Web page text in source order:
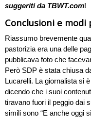
suggeriti da TBWT.com!
Conclusioni e modi
Riassumo brevemente
pastorizia era una delle
pubblicava foto che
Però SDP è stata chiusa
Lucarelli. La giornalista si
dicendo che i suoi
tiravano fuori il peggio dai
simili sono “E anche oggi